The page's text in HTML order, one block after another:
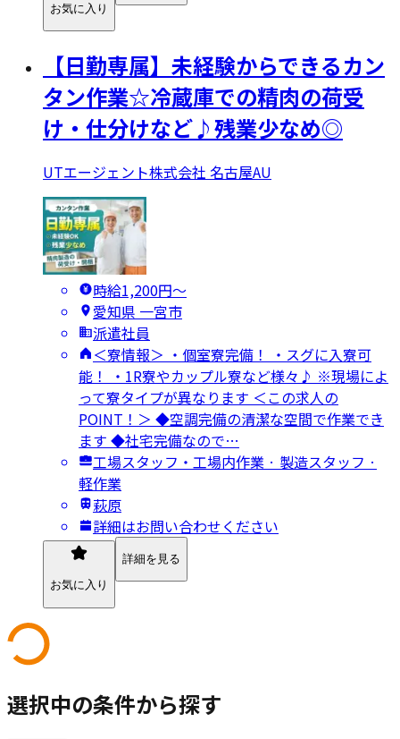
お気に入り
【日勤専属】未経験からできるカン
タン作業☆冷蔵庫での精肉の荷受
け・仕分けなど♪残業少なめ◎
UTエージェント株式会社 名古屋AU
時給1,200円〜
愛知県 一宮市
派遣社員
＜寮情報＞ ・個室寮完備！ ・スグに入寮可
能！ ・1R寮やカップル寮など様々♪ ※現場によ
って寮タイプが異なります ＜この求人の
POINT！＞ ◆空調完備の清潔な空間で作業でき
ます ◆社宅完備なので…
工場スタッフ・工場内作業 · 製造スタッフ ·
軽作業
萩原
詳細はお問い合わせください
お気に入り
詳細を見る
選択中の条件から探す